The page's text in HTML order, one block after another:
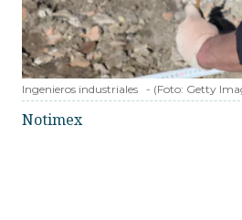
Ingenieros industriales - (Foto: Getty
Notimex